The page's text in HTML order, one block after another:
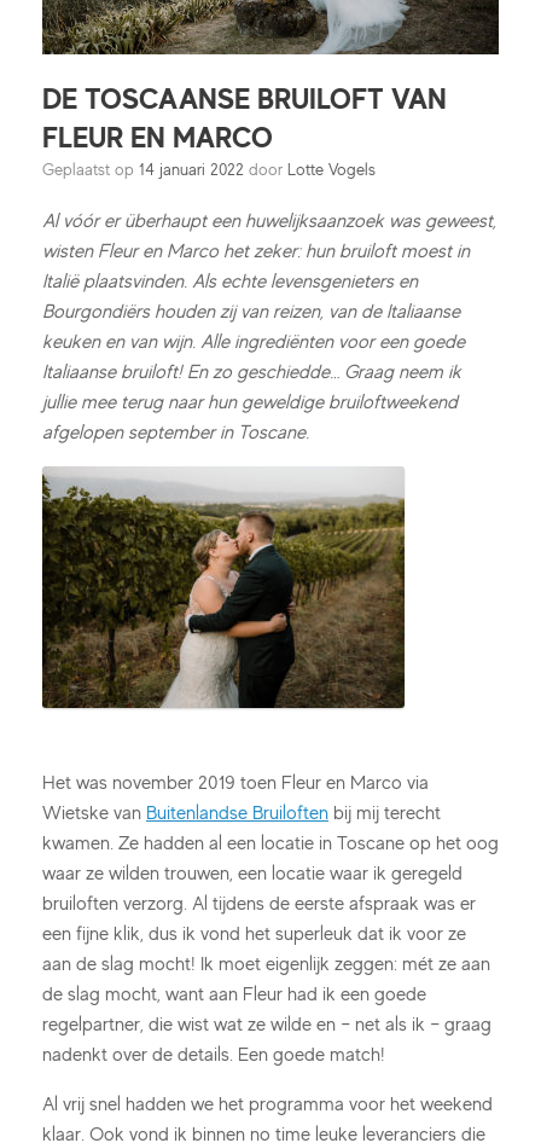
DE TOSCAANSE BRUILOFT VAN
FLEUR EN MARCO
Geplaatst op 14 januari 2022 door Lotte Vogels
Al vóór er überhaupt een huwelijksaanzoek was geweest,
wisten Fleur en Marco het zeker: hun bruiloft moest in
Italië plaatsvinden. Als echte levensgenieters en
Bourgondiërs houden zij van reizen, van de Italiaanse
keuken en van wijn. Alle ingrediënten voor een goede
Italiaanse bruiloft! En zo geschiedde… Graag neem ik
jullie mee terug naar hun geweldige bruiloftweekend
afgelopen september in Toscane.
Het was november 2019 toen Fleur en Marco via
Wietske van Buitenlandse Bruiloften bij mij terecht
kwamen. Ze hadden al een locatie in Toscane op het oog
waar ze wilden trouwen, een locatie waar ik geregeld
bruiloften verzorg. Al tijdens de eerste afspraak was er
een fijne klik, dus ik vond het superleuk dat ik voor ze
aan de slag mocht! Ik moet eigenlijk zeggen: mét ze aan
de slag mocht, want aan Fleur had ik een goede
regelpartner, die wist wat ze wilde en – net als ik – graag
nadenkt over de details. Een goede match!
Al vrij snel hadden we het programma voor het weekend
klaar. Ook vond ik binnen no time leuke leveranciers die